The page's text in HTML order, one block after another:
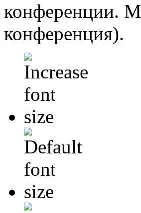
конференции.
конференция).